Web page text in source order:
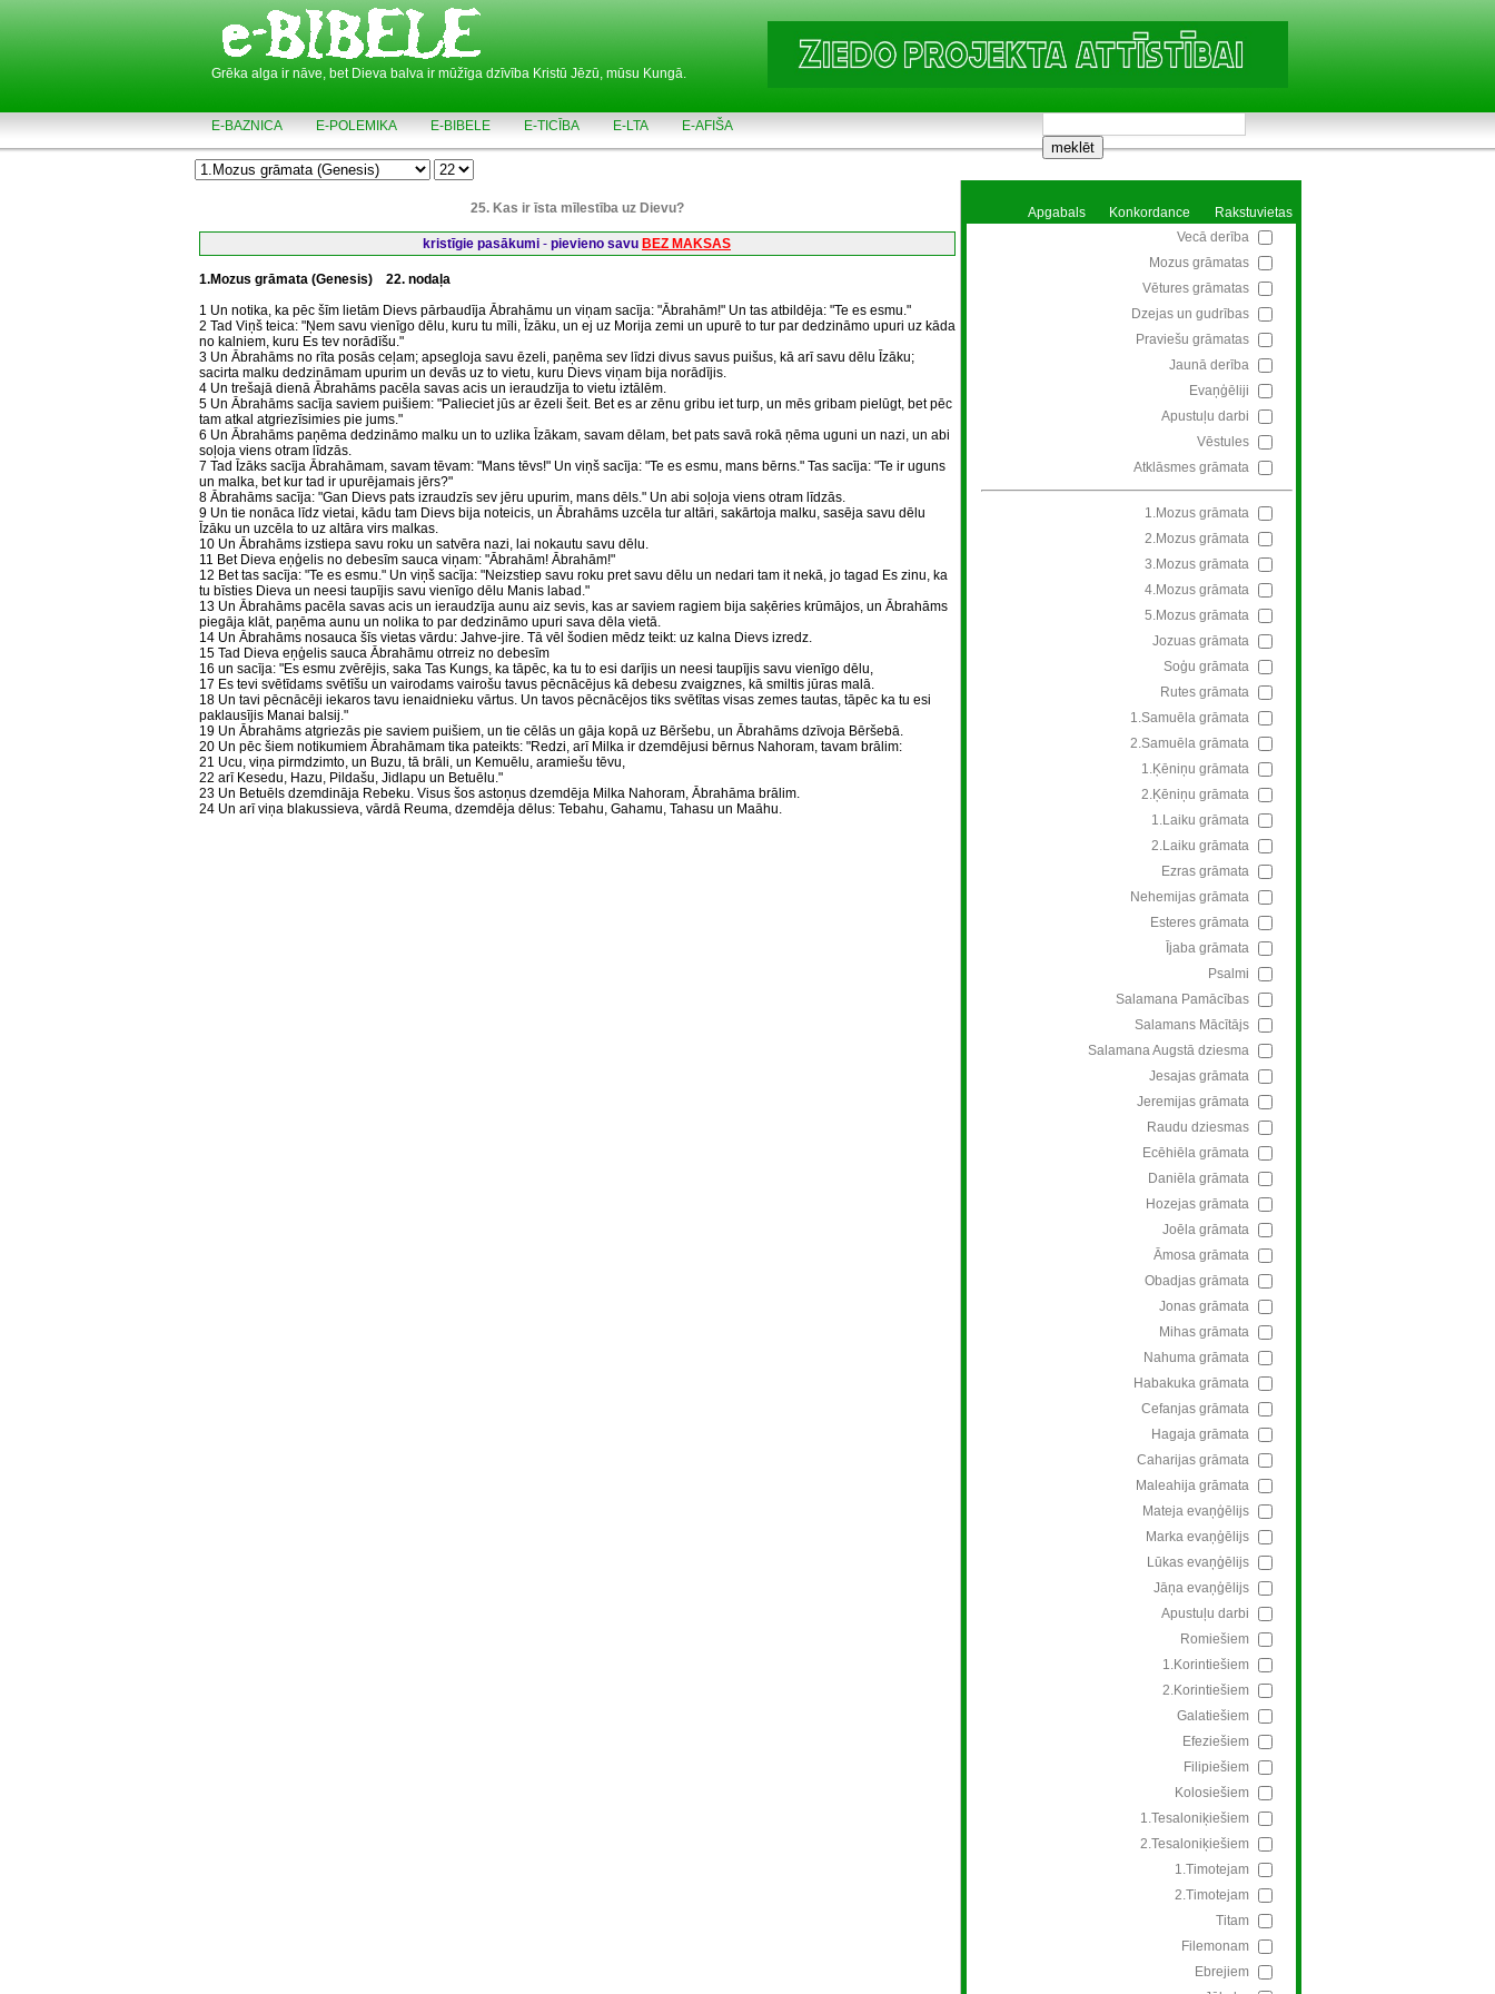
Grēka alga ir nāve, bet Dieva balva ir mūžīga dzīvība Kristū Jēzū, mūsu Kungā.
E-BAZNICA E-POLEMIKA E-BIBELE E-TICĪBA E-LTA E-AFIŠA
25. Kas ir īsta mīlestība uz Dievu?
kristīgie pasākumi - pievieno savu BEZ MAKSAS
1.Mozus grāmata (Genesis)
22. nodaļa
1 Un notika, ka pēc šīm lietām Dievs pārbaudīja Ābrahāmu un viņam sacīja: "Ābrahām!" Un tas atbildēja: "Te es esmu."
2 Tad Viņš teica: "Ņem savu vienīgo dēlu, kuru tu mīli, Īzāku, un ej uz Morija zemi un upurē to tur par dedzināmo upuri uz kāda
no kalniem, kuru Es tev norādīšu."
3 Un Ābrahāms no rīta posās ceļam; apsegloja savu ēzeli, paņēma sev līdzi divus savus puišus, kā arī savu dēlu Īzāku;
sacirta malku dedzināmam upurim un devās uz to vietu, kuru Dievs viņam bija norādījis.
4 Un trešajā dienā Ābrahāms pacēla savas acis un ieraudzīja to vietu iztālēm.
5 Un Ābrahāms sacīja saviem puišiem: "Palieciet jūs ar ēzeli šeit. Bet es ar zēnu gribu iet turp, un mēs gribam pielūgt, bet pēc
tam atkal atgriezīsimies pie jums."
6 Un Ābrahāms paņēma dedzināmo malku un to uzlika Īzākam, savam dēlam, bet pats savā rokā ņēma uguni un nazi, un abi
soļoja viens otram līdzās.
7 Tad Īzāks sacīja Ābrahāmam, savam tēvam: "Mans tēvs!" Un viņš sacīja: "Te es esmu, mans bērns." Tas sacīja: "Te ir uguns
un malka, bet kur tad ir upurējamais jērs?"
8 Ābrahāms sacīja: "Gan Dievs pats izraudzīs sev jēru upurim, mans dēls." Un abi soļoja viens otram līdzās.
9 Un tie nonāca līdz vietai, kādu tam Dievs bija noteicis, un Ābrahāms uzcēla tur altāri, sakārtoja malku, sasēja savu dēlu
Īzāku un uzcēla to uz altāra virs malkas.
10 Un Ābrahāms izstiepa savu roku un satvēra nazi, lai nokautu savu dēlu.
11 Bet Dieva eņģelis no debesīm sauca viņam: "Ābrahām! Ābrahām!"
12 Bet tas sacīja: "Te es esmu." Un viņš sacīja: "Neizstiep savu roku pret savu dēlu un nedari tam it nekā, jo tagad Es zinu, ka
tu bīsties Dieva un neesi taupījis savu vienīgo dēlu Manis labad."
13 Un Ābrahāms pacēla savas acis un ieraudzīja aunu aiz sevis, kas ar saviem ragiem bija saķēries krūmājos, un Ābrahāms
piegāja klāt, paņēma aunu un nolika to par dedzināmo upuri sava dēla vietā.
14 Un Ābrahāms nosauca šīs vietas vārdu: Jahve-jire. Tā vēl šodien mēdz teikt: uz kalna Dievs izredz.
15 Tad Dieva eņģelis sauca Ābrahāmu otrreiz no debesīm
16 un sacīja: "Es esmu zvērējis, saka Tas Kungs, ka tāpēc, ka tu to esi darījis un neesi taupījis savu vienīgo dēlu,
17 Es tevi svētīdams svētīšu un vairodams vairošu tavus pēcnācējus kā debesu zvaigznes, kā smiltis jūras malā.
18 Un tavi pēcnācēji iekaros tavu ienaidnieku vārtus. Un tavos pēcnācējos tiks svētītas visas zemes tautas, tāpēc ka tu esi
paklausījis Manai balsij."
19 Un Ābrahāms atgriezās pie saviem puišiem, un tie cēlās un gāja kopā uz Bēršebu, un Ābrahāms dzīvoja Bēršebā.
20 Un pēc šiem notikumiem Ābrahāmam tika pateikts: "Redzi, arī Milka ir dzemdējusi bērnus Nahoram, tavam brālim:
21 Ucu, viņa pirmdzimto, un Buzu, tā brāli, un Kemuēlu, aramiešu tēvu,
22 arī Kesedu, Hazu, Pildašu, Jidlapu un Betuēlu."
23 Un Betuēls dzemdināja Rebeku. Visus šos astoņus dzemdēja Milka Nahoram, Ābrahāma brālim.
24 Un arī viņa blakussieva, vārdā Reuma, dzemdēja dēlus: Tebahu, Gahamu, Tahasu un Maāhu.
Apgabals Konkordance
Rakstuvietas
Vecā derība
Mozus grāmatas
Vētures grāmatas
Dzejas un gudrības
Praviešu grāmatas
Jaunā derība
Evaņģēliji
Apustuļu darbi
Vēstules
Atklāsmes grāmata
1.Mozus grāmata
2.Mozus grāmata
3.Mozus grāmata
4.Mozus grāmata
5.Mozus grāmata
Jozuas grāmata
Soģu grāmata
Rutes grāmata
1.Samuēla grāmata
2.Samuēla grāmata
1.Ķēniņu grāmata
2.Ķēniņu grāmata
1.Laiku grāmata
2.Laiku grāmata
Ezras grāmata
Nehemijas grāmata
Esteres grāmata
Ījaba grāmata
Psalmi
Salamana Pamācības
Salamans Mācītājs
Salamana Augstā dziesma
Jesajas grāmata
Jeremijas grāmata
Raudu dziesmas
Ecēhiēla grāmata
Daniēla grāmata
Hozejas grāmata
Joēla grāmata
Āmosa grāmata
Obadjas grāmata
Jonas grāmata
Mihas grāmata
Nahuma grāmata
Habakuka grāmata
Cefanjas grāmata
Hagaja grāmata
Caharijas grāmata
Maleahija grāmata
Mateja evaņģēlijs
Marka evaņģēlijs
Lūkas evaņģēlijs
Jāņa evaņģēlijs
Apustuļu darbi
Romiešiem
1.Korintiešiem
2.Korintiešiem
Galatiešiem
Efeziešiem
Filipiešiem
Kolosiešiem
1.Tesaloniķiešiem
2.Tesaloniķiešiem
1.Timotejam
2.Timotejam
Titam
Filemonam
Ebrejiem